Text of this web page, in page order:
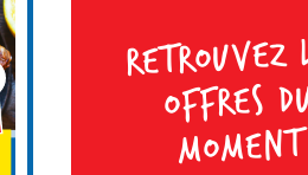
Retrouvez
offres
moment